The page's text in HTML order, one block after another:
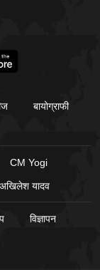
बायोग्राफी
CM Yogi
अखिलेश यादव
विज्ञापन